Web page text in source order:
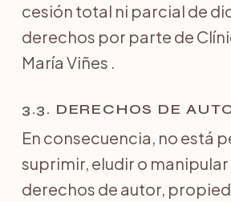
cesión total ni parcial de
derechos por parte de
María Viñes .
3.3. DERECHOS DE
En consecuencia, no está
suprimir, eludir o manipular
derechos de autor,